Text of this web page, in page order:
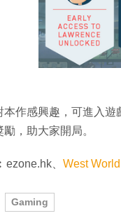
本作感興趣，可進入遊
，助大家開局。
、 West
Gaming